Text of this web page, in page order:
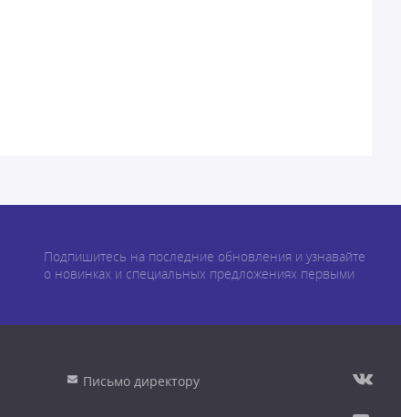
Подпишитесь на последние обновления и узнавайте
о новинках и специальных предложениях первыми
Письмо директору